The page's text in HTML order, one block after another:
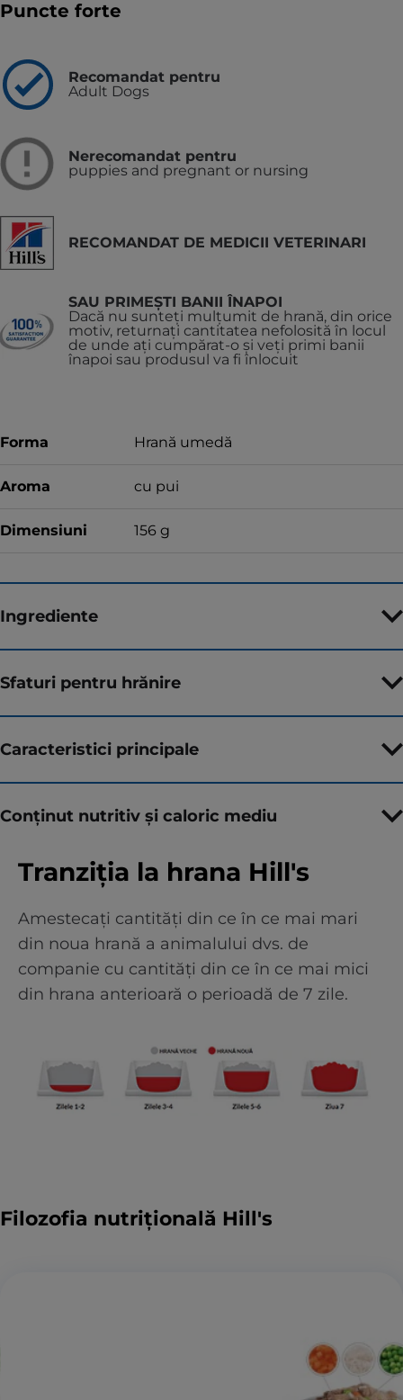
Puncte forte
Recomandat pentru
Adult Dogs
Nerecomandat pentru
puppies and pregnant or nursing
RECOMANDAT DE MEDICII VETERINARI
SAU PRIMEȘTI BANII ÎNAPOI
Dacă nu sunteți mulțumit de hrană, din orice
motiv, returnați cantitatea nefolosită în locul
de unde ați cumpărat-o și veți primi banii
înapoi sau produsul va fi înlocuit
Forma Hrană umedă
Aroma cu pui
Dimensiuni 156 g
Ingrediente
Sfaturi pentru hrănire
Caracteristici principale
Conținut nutritiv și caloric mediu
Tranziția la hrana Hill's
Amestecați cantități din ce în ce mai mari
din noua hrană a animalului dvs. de
companie cu cantități din ce în ce mai mici
din hrana anterioară o perioadă de 7 zile.
Filozofia nutrițională Hill's